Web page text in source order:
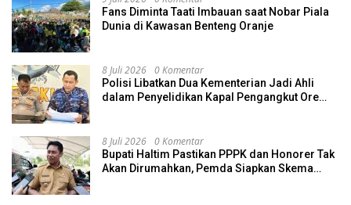
Fans Diminta Taati Imbauan saat Nobar Piala
Dunia di Kawasan Benteng Oranje
8 Juli 2026 0 Komentar
Polisi Libatkan Dua Kementerian Jadi Ahli
dalam Penyelidikan Kapal Pengangkut Ore
8 Juli 2026 0 Komentar
Bupati Haltim Pastikan PPPK dan Honorer Tak
Akan Dirumahkan, Pemda Siapkan Skema